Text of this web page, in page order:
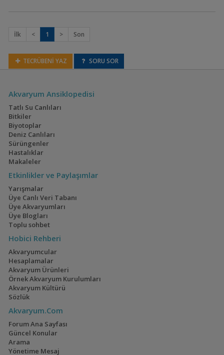
İlk < 1 > Son
TECRÜBENİ YAZ SORU SOR
Akvaryum Ansiklopedisi
Tatlı Su Canlıları
Bitkiler
Biyotoplar
Deniz Canlıları
Sürüngenler
Hastalıklar
Makaleler
Etkinlikler ve Paylaşımlar
Yarışmalar
Üye Canlı Veri Tabanı
Üye Akvaryumları
Üye Blogları
Toplu sohbet
Hobici Rehberi
Akvaryumcular
Hesaplamalar
Akvaryum Ürünleri
Örnek Akvaryum Kurulumları
Akvaryum Kültürü
Sözlük
Akvaryum.Com
Forum Ana Sayfası
Güncel Konular
Arama
Yönetime Mesaj